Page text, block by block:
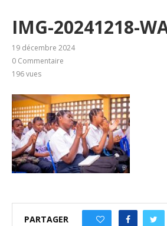
IMG-20241218-
19 décembre 2024
0 Commentaire
196vues
PARTAGER